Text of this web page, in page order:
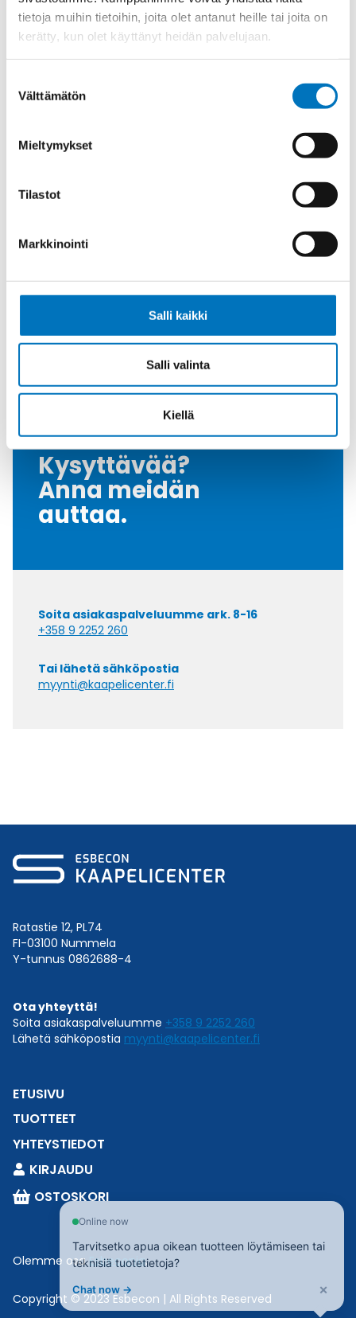
tietoja muihin tietoihin, joita olet antanut heille tai joita on
kerätty, kun olet käyttänyt heidän palvelujaan.
valinta
Välttämätön
Mieltymykset
Tilastot
Markkinointi
Salli kaikki
Salli valinta
Kiellä
Min [C]
Max [C]
Käyttölämpötila
'-35°C to +150°C
FKM
IP 68 – 10 bar;IP 69 K
Avaimenkuva 1 [Mm]
14
UR;CSA;DNV-GL;NEMA
Halkasija Min.[Mm]
2
Halkaisija Max. [Mm]
Kiristysmomentti [Nm]
4
Vedonpoisto-osa
PVDF
Kysyttävää?
Anna meidän
auttaa.
Soita asiakaspalveluumme ark. 8-16
+358 9 2252 260
Tai lähetä sähköpostia
myynti@kaapelicenter.fi
Ratastie 12, PL74
FI-03100 Nummela
Y-tunnus 0862688-4
Ota yhteyttä!
Soita asiakaspalveluumme +358 9 2252 260
Lähetä sähköpostia myynti@kaapelicenter.fi
ETUSIVU
TUOTTEET
YHTEYSTIEDOT
KIRJAUDU
OSTOSKORI
Olemme osaEsbeconia.
Copyright © 2023 Esbecon | All Rights Reserved
Online now
Tarvitsetko apua oikean tuotteen löytämiseen tai
teknisiä tuotetietoja?
Chat now → ×